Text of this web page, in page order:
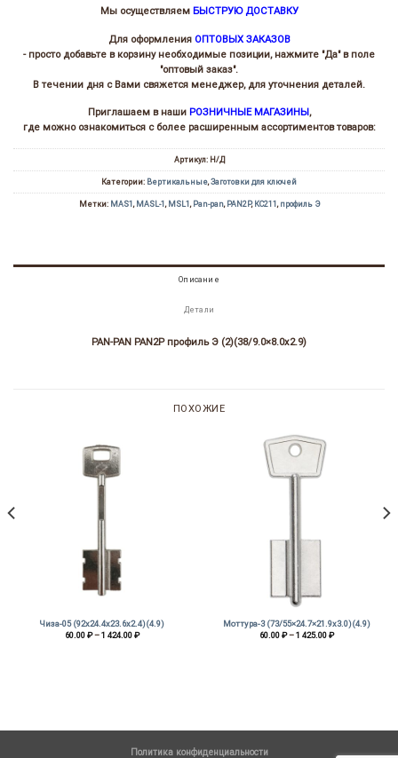
Мы осуществляем БЫСТРУЮ ДОСТАВКУ
Для оформления ОПТОВЫХ ЗАКАЗОВ
- просто добавьте в корзину необходимые позиции, нажмите "Да" в поле
"оптовый заказ".
В течении дня с Вами свяжется менеджер, для уточнения деталей.
Приглашаем в наши РОЗНИЧНЫЕ МАГАЗИНЫ,
где можно ознакомиться с более расширенным ассортиментов товаров:
Артикул: Н/Д
Категории: Вертикальные, Заготовки для ключей
Метки: MAS1 , MASL-1 , MSL1 , Pan-pan, PAN2P, КС211 , профиль Э
Описание
Детали
PAN-PAN PAN2P профиль Э (2)(38/9.0×8.0х2.9)
ПОХОЖИЕ
Чиза-05 (92х24.4х23.6х2.4)(4.9)
60.00₽ – 1 424.00₽Диапазон
Моттура-3 (73/55×24.7×21.9х3.0)(4.9)
60.00₽ – 1 425.00₽Диапазон
Политика конфиденциальности